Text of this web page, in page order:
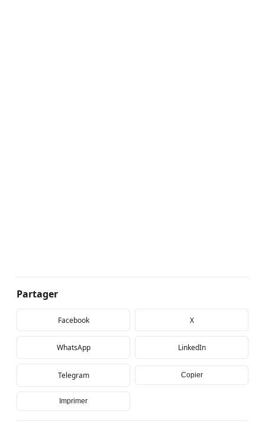
Partager
Facebook X
WhatsApp LinkedIn
Telegram Copier
Imprimer